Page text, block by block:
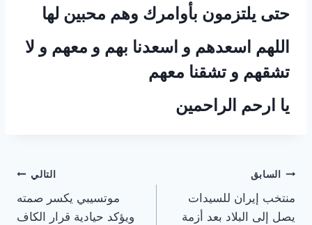
حتى يلتزمون بأوامرك وهم محبين لها
‏اللهم اسعدهم و اسعدنا بهم و معهم و لا
تشقهم و تشقنا معهم
‏يا ارحم الراحمين
تصفّح
المقالات
السابق
منتخب إيران للسيدات
يصل إلى البلاد بعد أزمة
التالي
موتسيبي يكسر صمته
ويؤكد حيادية قرار الكاف